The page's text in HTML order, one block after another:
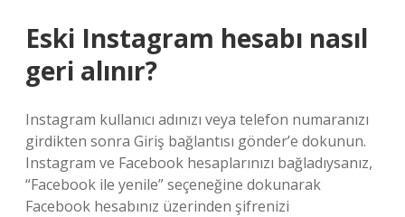
Eski Instagram hesabı nasıl
geri alınır?
Instagram kullanıcı adınızı veya telefon numaranızı
girdikten sonra Giriş bağlantısı gönder’e dokunun.
Instagram ve Facebook hesaplarınızı bağladıysanız,
“Facebook ile yenile” seçeneğine dokunarak
Facebook hesabınız üzerinden şifrenizi